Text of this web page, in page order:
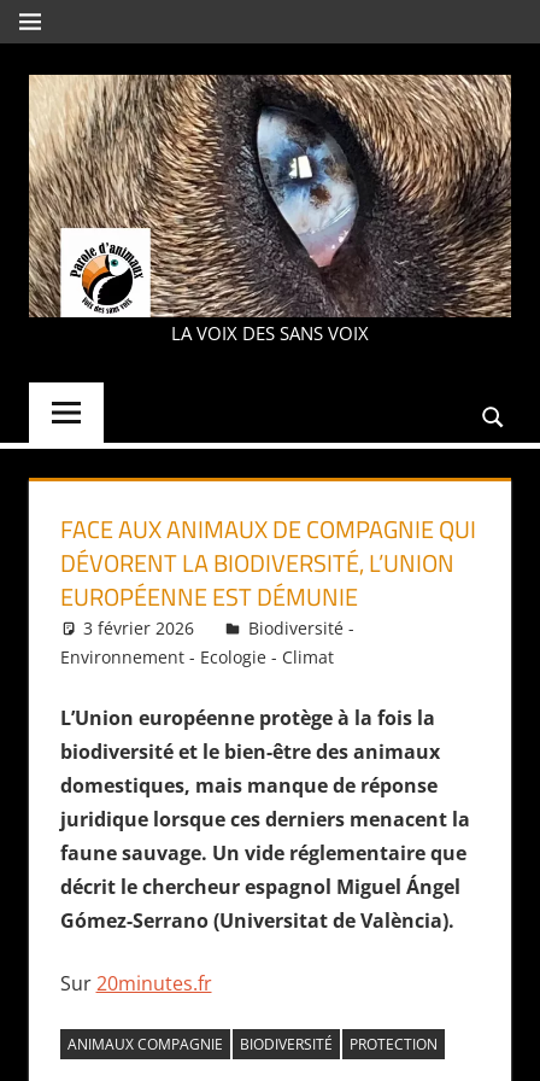
Aller
au
contenu
MENU
PAROLE
LA VOIX DES SANS VOIX
FACE AUX ANIMAUX DE COMPAGNIE QUI
DÉVORENT LA BIODIVERSITÉ, L’UNION
EUROPÉENNE EST DÉMUNIE
3 février 2026 Daniel
Biodiversité -
Environnement - Ecologie - Climat
L’Union européenne protège à la fois la
biodiversité et le bien-être des animaux
domestiques, mais manque de réponse
juridique lorsque ces derniers menacent la
faune sauvage. Un vide réglementaire que
décrit le chercheur espagnol Miguel Ángel
Gómez-Serrano (Universitat de València).
Sur20minutes.fr
ANIMAUX COMPAGNIE BIODIVERSITÉ PROTECTION